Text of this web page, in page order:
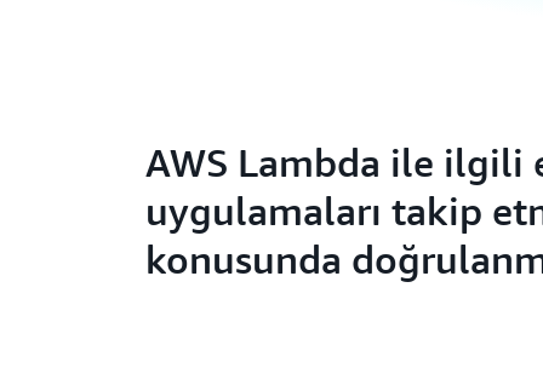
AWS Lambda ile ilgili
uygulamaları takip
konusunda